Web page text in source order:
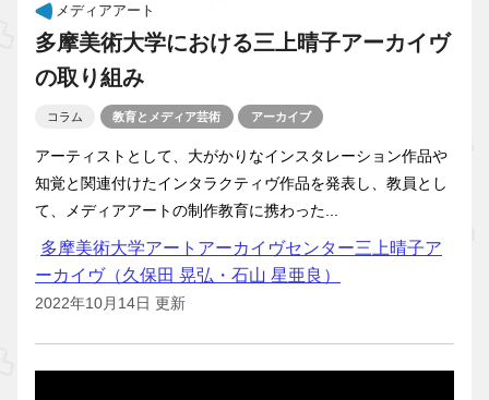
メディアアート
多摩美術大学における三上晴子アーカイヴ
の取り組み
コラム 教育とメディア芸術 アーカイブ
アーティストとして、大がかりなインスタレーション作品や
知覚と関連付けたインタラクティヴ作品を発表し、教員とし
て、メディアアートの制作教育に携わった...
多摩美術大学アートアーカイヴセンター三上晴子ア
ーカイヴ（久保田 晃弘・石山 星亜良）
2022年10月14日 更新